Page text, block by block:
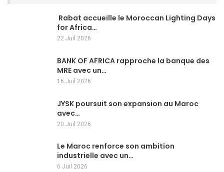
Rabat accueille le Moroccan Lighting Days
for Africa…
22 Juil 2026
BANK OF AFRICA rapproche la banque des
MRE avec un…
16 Juil 2026
JYSK poursuit son expansion au Maroc
avec…
20 Juil 2026
Le Maroc renforce son ambition
industrielle avec un…
6 Juil 2026